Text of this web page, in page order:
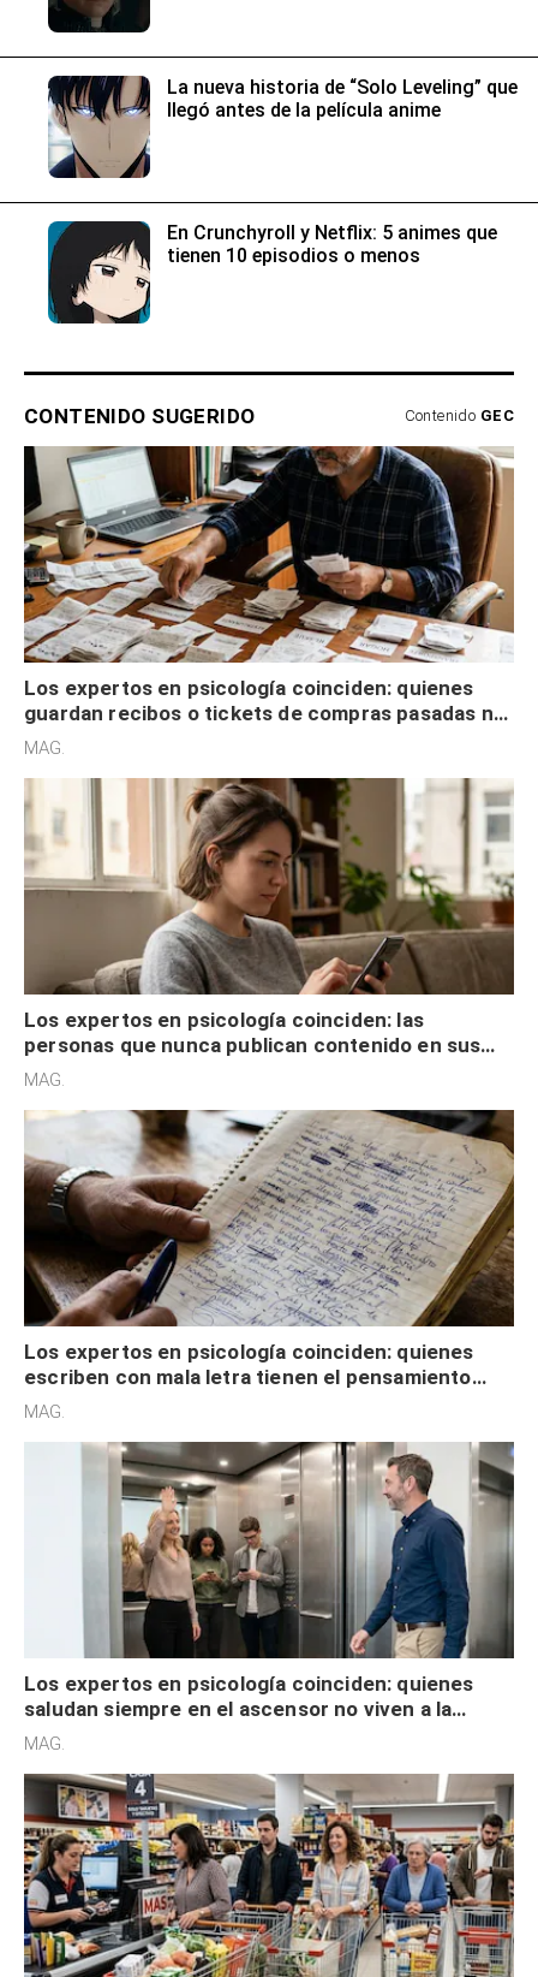
La nueva historia de “Solo Leveling” que
llegó antes de la película anime
En Crunchyroll y Netflix: 5 animes que
tienen 10 episodios o menos
CONTENIDO SUGERIDO Contenido GEC
Los expertos en psicología coinciden: quienes
guardan recibos o tickets de compras pasadas no
son acumuladores, sino que tienen necesidad de
MAG.
Los expertos en psicología coinciden: las
personas que nunca publican contenido en sus
redes sociales no pretenden buscar validación
MAG.
Los expertos en psicología coinciden: quienes
escriben con mala letra tienen el pensamiento
acelerado y no lo hacen por desinterés
MAG.
Los expertos en psicología coinciden: quienes
saludan siempre en el ascensor no viven a la
defensiva y tienen apertura social
MAG.